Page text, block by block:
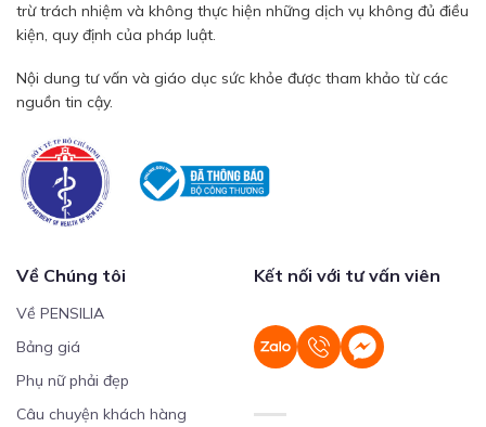
trừ trách nhiệm và không thực hiện những dịch vụ không đủ điều
kiện, quy định của pháp luật.
Nội dung tư vấn và giáo dục sức khỏe được tham khảo từ các
nguồn tin cậy.
Về Chúng tôi
Về PENSILIA
Bảng giá
Phụ nữ phải đẹp
Câu chuyện khách hàng
Kết nối với tư vấn viên